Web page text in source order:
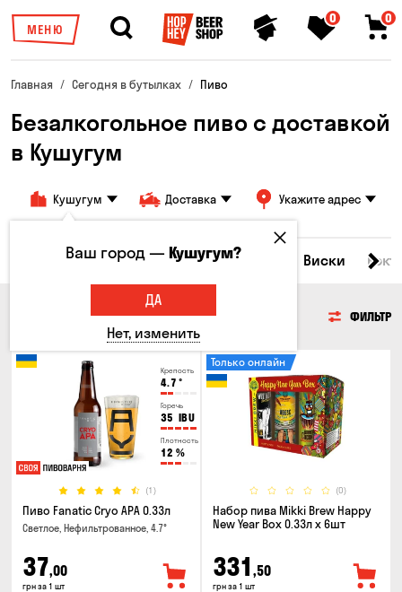
МЕНЮ
0 0
Главная Сегодня в бутылках Пиво
Безалкогольное пиво с доставкой
в Кушугум
Кушугум Доставка Укажите адрес
Все товары Пиво Сидр Виски
ФИЛЬТР
Крепость
4.7 °
Горечь
35 IBU
Плотность
12 %
(1)
Пиво Fanatic Cryo APA 0.33л
Светлое, Нефильтрованное, 4.7°
37,00
грн за 1 шт
(0)
Только онлайн
Набор пива Mikki Brew Happy
New Year Box 0.33л x 6шт
331 ,50
грн за 1 шт
Ваш город —Кушугум?
ДА
Нет, изменить